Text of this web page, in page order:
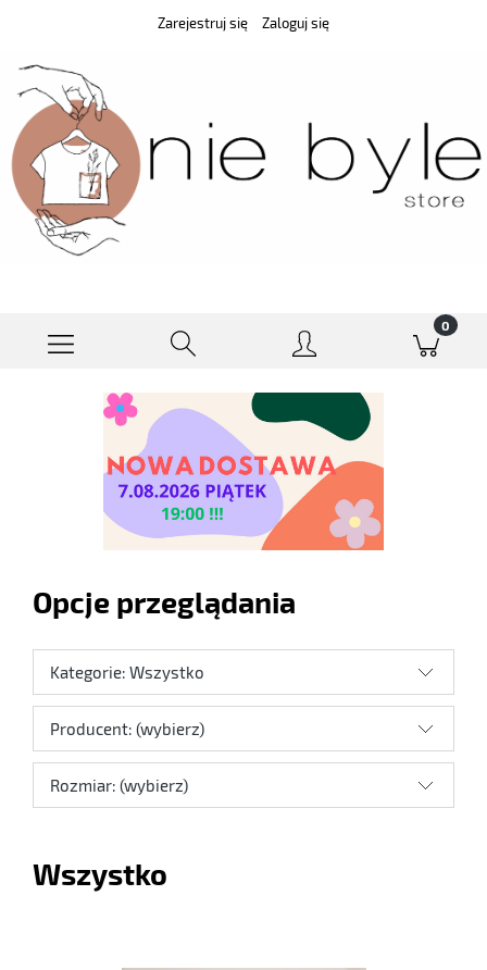
Zarejestruj się Zaloguj się
Opcje przeglądania
Kategorie: Wszystko
Producent: (wybierz)
Rozmiar: (wybierz)
Wszystko